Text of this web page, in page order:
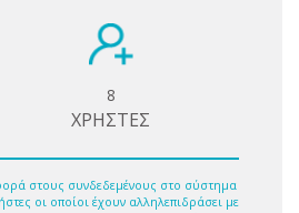
8
ΧΡΗΣΤΕΣ
στους συνδεδεμένους στο σύστημα
οι οποίοι έχουν αλληλεπιδράσει με